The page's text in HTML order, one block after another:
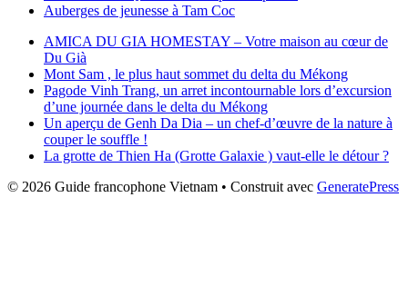
Auberges de jeunesse à Tam Coc
AMICA DU GIA HOMESTAY – Votre maison au cœur de
Du Già
Mont Sam , le plus haut sommet du delta du Mékong
Pagode Vinh Trang, un arret incontournable lors d’excursion
d’une journée dans le delta du Mékong
Un aperçu de Genh Da Dia – un chef-d’œuvre de la nature à
couper le souffle !
La grotte de Thien Ha (Grotte Galaxie ) vaut-elle le détour ?
© 2026 Guide francophone Vietnam • Construit avec GeneratePress